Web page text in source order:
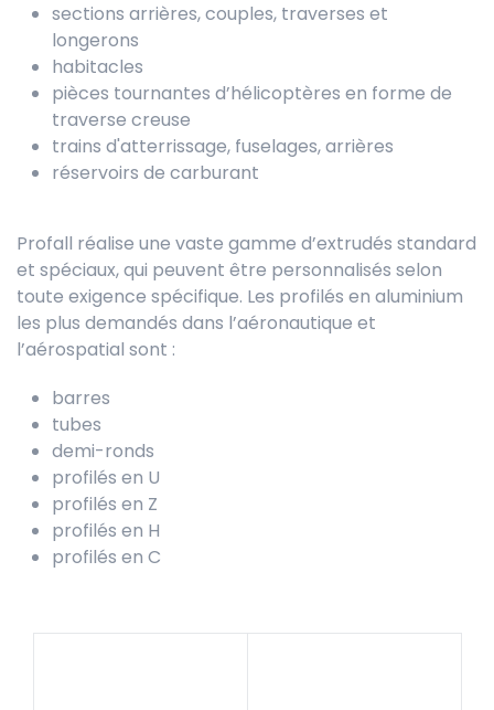
sections arrières, couples, traverses et
longerons
habitacles
pièces tournantes d’hélicoptères en forme de
traverse creuse
trains d'atterrissage, fuselages, arrières
réservoirs de carburant
Profall réalise une vaste gamme d’extrudés standard
et spéciaux, qui peuvent être personnalisés selon
toute exigence spécifique. Les profilés en aluminium
les plus demandés dans l’aéronautique et
l’aérospatial sont :
barres
tubes
demi-ronds
profilés en U
profilés en Z
profilés en H
profilés en C